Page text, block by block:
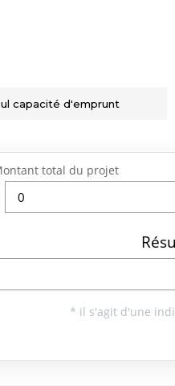
capacité d'emprunt